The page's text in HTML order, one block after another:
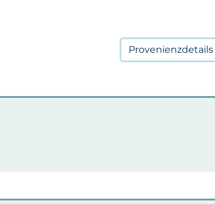
Provenienzdetails